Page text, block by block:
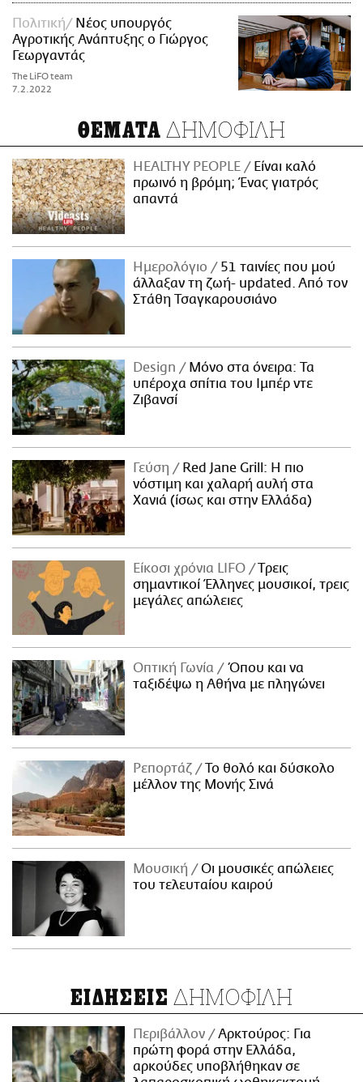
Πολιτική
Νέος υπουργός
Αγροτικής Ανάπτυξης ο Γιώργος
Γεωργαντάς
The LiFO team
7.2.2022
ΘΕΜΑΤΑ ΔΗΜΟΦΙΛΗ
HEALTHY PEOPLE
Είναι καλό
πρωινό η βρόμη; Ένας γιατρός
απαντά
Ημερολόγιο
51 ταινίες που μού
άλλαξαν τη ζωή- updated. Aπό τον
Στάθη Τσαγκαρουσιάνο
Design
Μόνο στα όνειρα: Τα
υπέροχα σπίτια του Ιμπέρ ντε
Ζιβανσί
Γεύση
Red Jane Grill: Η πιο
νόστιμη και χαλαρή αυλή στα
Χανιά (ίσως και στην Ελλάδα)
Είκοσι χρόνια LIFO
Tρεις
σημαντικοί Έλληνες μουσικοί, τρεις
μεγάλες απώλειες
Οπτική Γωνία
Όπου και να
ταξιδέψω η Αθήνα με πληγώνει
Ρεπορτάζ
Το θολό και δύσκολο
μέλλον της Μονής Σινά
Μουσική
Οι μουσικές απώλειες
του τελευταίου καιρού
ΕΙΔΗΣΕΙΣ ΔΗΜΟΦΙΛΗ
Περιβάλλον
Αρκτούρος: Για
πρώτη φορά στην Ελλάδα,
αρκούδες υποβλήθηκαν σε